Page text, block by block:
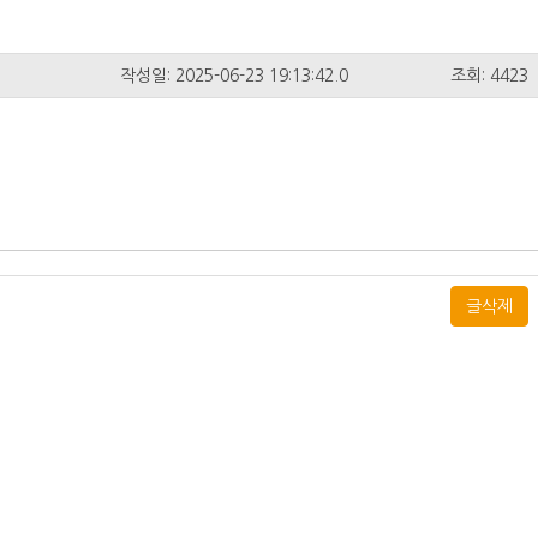
작성일: 2025-06-23 19:13:42.0 조회: 4423
글삭제